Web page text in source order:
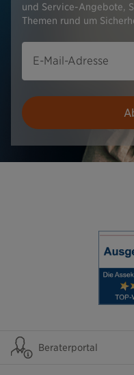
und Service-Angebote,
Themen rund um
E-Mail-Adresse
Beraterportal